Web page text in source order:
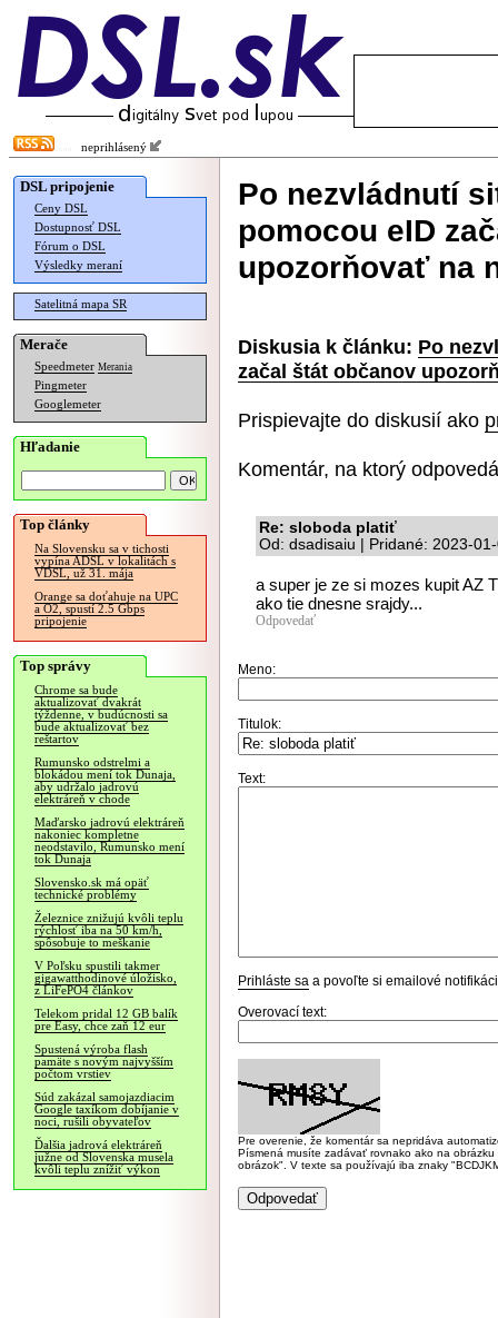
neprihlásený
DSL pripojenie
Ceny DSL
Dostupnosť DSL
Fórum o DSL
Výsledky meraní
Satelitná mapa SR
Merače
Speedmeter Merania
Pingmeter
Googlemeter
Hľadanie
Top články
Na Slovensku sa v tichosti
vypína ADSL v lokalitách s
VDSL, už 31. mája
Orange sa doťahuje na UPC
a O2, spustí 2.5 Gbps
pripojenie
Top správy
Chrome sa bude
aktualizovať dvakrát
týždenne, v budúcnosti sa
bude aktualizovať bez
reštartov
Rumunsko odstrelmi a
blokádou mení tok Dunaja,
aby udržalo jadrovú
elektráreň v chode
Maďarsko jadrovú elektráreň
nakoniec kompletne
neodstavilo, Rumunsko mení
tok Dunaja
Slovensko.sk má opäť
technické problémy
Železnice znižujú kvôli teplu
rýchlosť iba na 50 km/h,
spôsobuje to meškanie
V Poľsku spustili takmer
gigawatthodinové úložisko,
z LiFePO4 článkov
Telekom pridal 12 GB balík
pre Easy, chce zaň 12 eur
Spustená výroba flash
pamäte s novým najvyšším
počtom vrstiev
Súd zakázal samojazdiacim
Google taxíkom dobíjanie v
noci, rušili obyvateľov
Ďalšia jadrová elektráreň
južne od Slovenska musela
kvôli teplu znížiť výkon
Po nezvládnutí
pomocou eID
upozorňovať na
Diskusia k článku: Po
začal štát občanov
Prispievajte do diskusií ako
Komentár, na ktorý
Re: sloboda platiť
Od: dsadisaiu | Pridané: 2023-
a super je ze si mozes kupit AZ
ako tie dnesne srajdy...
Odpovedať
Meno:
Titulok:
Text:
Prihláste sa a povoľte si emailové
Overovací text:
Pre overenie, že komentár sa nepridáva
Písmená musíte zadávať rovnako ako na
obrázok". V texte sa používajú iba znaky